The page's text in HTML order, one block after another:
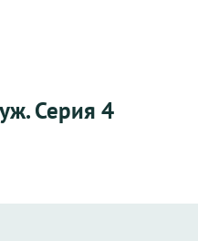
Серия 4